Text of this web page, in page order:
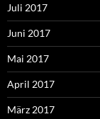
Juli 2017
Juni 2017
Mai 2017
April 2017
März 2017